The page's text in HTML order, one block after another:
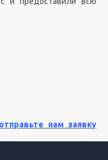
отправьте нам заявку